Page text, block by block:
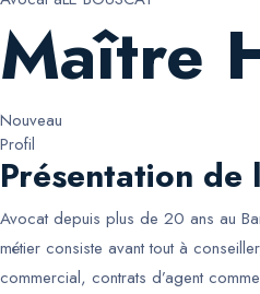
Maître
Nouveau
Profil
Présentation de
Avocat depuis plus de 20 ans au
métier consiste avant tout à
commercial, contrats d’agent